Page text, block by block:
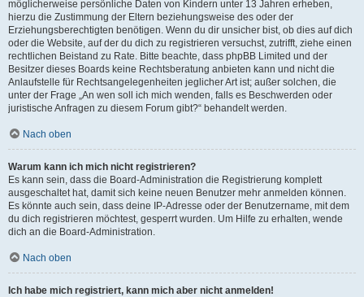
möglicherweise persönliche Daten von Kindern unter 13 Jahren erheben,
hierzu die Zustimmung der Eltern beziehungsweise des oder der
Erziehungsberechtigten benötigen. Wenn du dir unsicher bist, ob dies auf dich
oder die Website, auf der du dich zu registrieren versuchst, zutrifft, ziehe einen
rechtlichen Beistand zu Rate. Bitte beachte, dass phpBB Limited und der
Besitzer dieses Boards keine Rechtsberatung anbieten kann und nicht die
Anlaufstelle für Rechtsangelegenheiten jeglicher Art ist; außer solchen, die
unter der Frage „An wen soll ich mich wenden, falls es Beschwerden oder
juristische Anfragen zu diesem Forum gibt?“ behandelt werden.
Nach oben
Warum kann ich mich nicht registrieren?
Es kann sein, dass die Board-Administration die Registrierung komplett
ausgeschaltet hat, damit sich keine neuen Benutzer mehr anmelden können.
Es könnte auch sein, dass deine IP-Adresse oder der Benutzername, mit dem
du dich registrieren möchtest, gesperrt wurden. Um Hilfe zu erhalten, wende
dich an die Board-Administration.
Nach oben
Ich habe mich registriert, kann mich aber nicht anmelden!